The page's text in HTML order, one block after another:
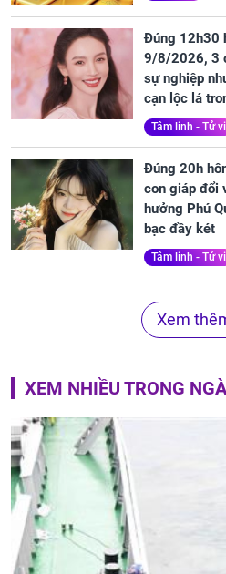
Đúng 12h30
9/8/2026, 3
sự nghiệp
cạn lộc lá
Tâm linh - Tử vi
Đúng 20h
con giáp đổi
hưởng Phú
bạc đầy két
Tâm linh - Tử vi
Xem
XEM NHIỀU TRONG